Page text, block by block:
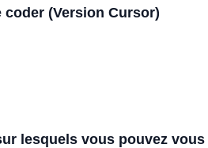
coder (Version Cursor)
lesquels vous pouvez